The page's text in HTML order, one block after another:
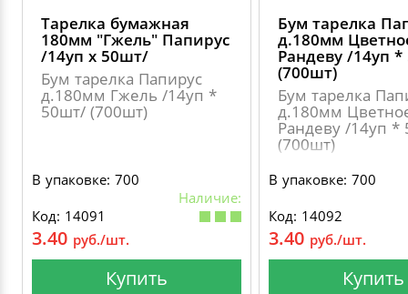
Тарелка бумажная
180мм "Гжель" Папирус
/14уп х 50шт/
Бум тарелка Папирус
д.180мм Гжель /14уп *
50шт/ (700шт)
В упаковке: 700
Наличие:
Код: 14091
3.40 руб./шт.
Купить
Бум тарелка
д.180мм
Рандеву /14уп
(700шт)
Бум тарелка
д.180мм
Рандеву /14уп *
(700шт)
В упаковке: 700
Код: 14092
3.40 руб./шт.
Купить